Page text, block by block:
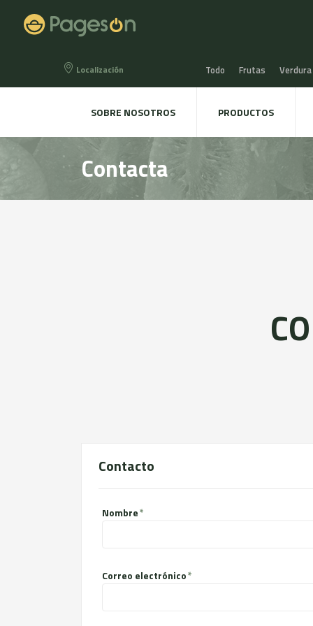
Localización Todo Frutas Verdura
Miel, Mermeladas y
Agua, Refrescos y Zumos
Directo a la mesa
SOBRE NOSOTROS PRODUCTOS
Contacta
Contacto
Nombre
Correo electrónico